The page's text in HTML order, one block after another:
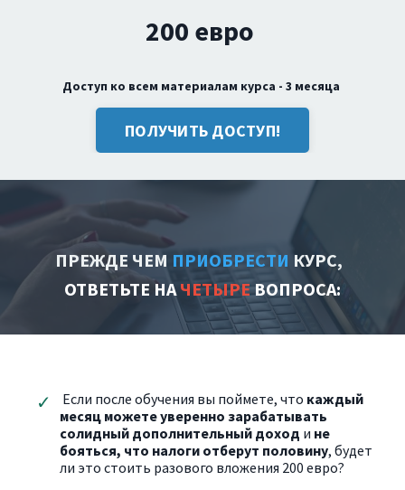
200 евро
Доступ ко всем материалам курса - 3 месяца
ПОЛУЧИТЬ ДОСТУП!
ПРЕЖДЕ ЧЕМ ПРИОБРЕСТИ КУРС,
ОТВЕТЬТЕ НАЧЕТЫРЕВОПРОСА:
Если после обучения вы поймете, что каждый
месяц можете уверенно зарабатывать
солидный дополнительный доход и не
бояться, что налоги отберут половину, будет
ли это стоить разового вложения 200 евро?